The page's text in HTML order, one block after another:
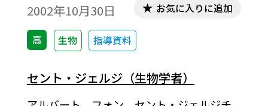
2002年10月30日
高 生物 指導資料
お気に入りに追加
セント・ジェルジ（生物学者）